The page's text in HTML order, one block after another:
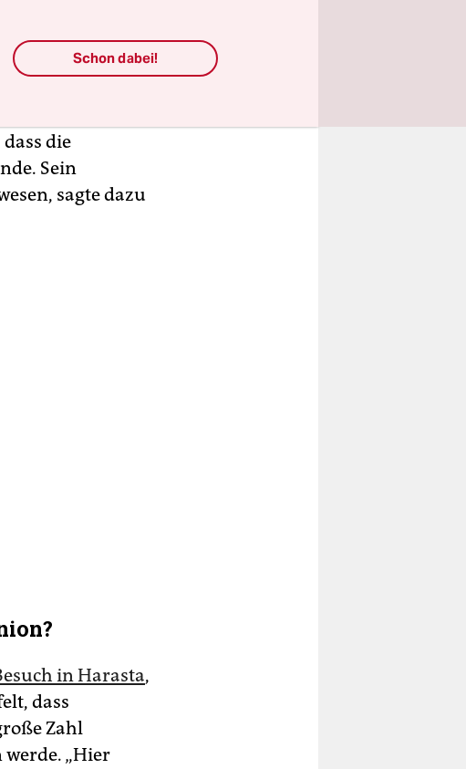
in verschiedene
die
Sein
sagte dazu
in Harasta,
dass
Zahl
„Hier
Schon dabei!